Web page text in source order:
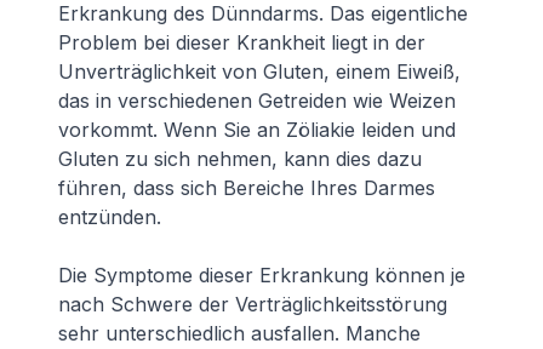
Erkrankung des Dünndarms. Das eigentliche
Problem bei dieser Krankheit liegt in der
Unverträglichkeit von Gluten, einem Eiweiß,
das in verschiedenen Getreiden wie Weizen
vorkommt. Wenn Sie an Zöliakie leiden und
Gluten zu sich nehmen, kann dies dazu
führen, dass sich Bereiche Ihres Darmes
entzünden.
Die Symptome dieser Erkrankung können je
nach Schwere der Verträglichkeitsstörung
sehr unterschiedlich ausfallen. Manche